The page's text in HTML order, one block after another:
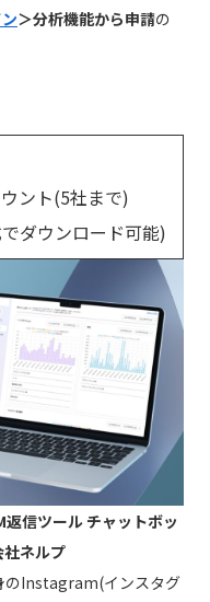
＞分析機能から申請の
ント(5社まで)
ダウンロード可能)
信ツール チャットボッ
社ネルプ
のInstagram(インスタグ